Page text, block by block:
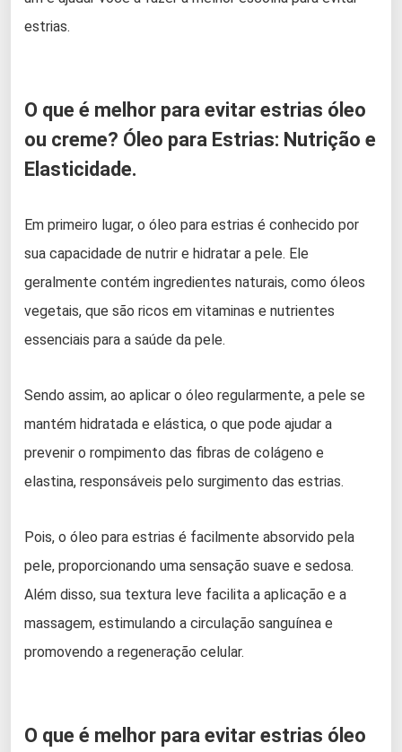
estrias.
O que é melhor para evitar estrias óleo
ou creme? Óleo para Estrias: Nutrição e
Elasticidade.
Em primeiro lugar, o óleo para estrias é conhecido por
sua capacidade de nutrir e hidratar a pele. Ele
geralmente contém ingredientes naturais, como óleos
vegetais, que são ricos em vitaminas e nutrientes
essenciais para a saúde da pele.
Sendo assim, ao aplicar o óleo regularmente, a pele se
mantém hidratada e elástica, o que pode ajudar a
prevenir o rompimento das fibras de colágeno e
elastina, responsáveis pelo surgimento das estrias.
Pois, o óleo para estrias é facilmente absorvido pela
pele, proporcionando uma sensação suave e sedosa.
Além disso, sua textura leve facilita a aplicação e a
massagem, estimulando a circulação sanguínea e
promovendo a regeneração celular.
O que é melhor para evitar estrias óleo